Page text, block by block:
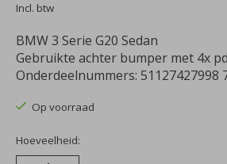
Incl. btw
BMW 3 Serie G20 Sedan
Gebruikte achter bumper met 4x
Onderdeelnummers: 51127427998
Op voorraad
Hoeveelheid: